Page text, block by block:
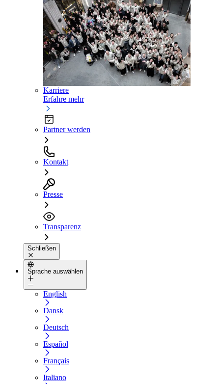
Karriere
Erfahre mehr
Partner werden
Kontakt
Presse
Transparenz
Schließen
Sprache auswählen
English
Dansk
Deutsch
Español
Français
Italiano